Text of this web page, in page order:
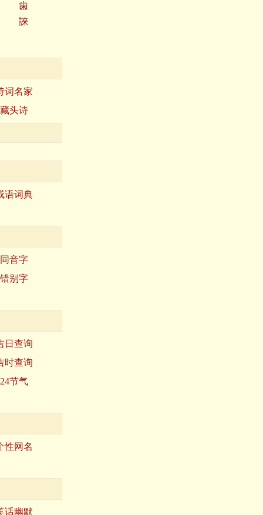
歯
誺
词名家
藏头诗
语词典
同音字
错别字
日查询
时查询
24节气
性网名
话幽默